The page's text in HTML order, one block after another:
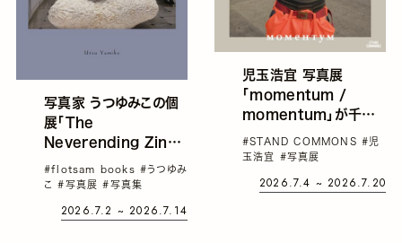
写真家 うつゆみこの個
展「The
Neverending Zine
Days」がflotsam
booksにて開催。アル
から作り始めたZINE約
#flotsam books #うつゆみ
こ#写真展#写真集
2026.7.2 ~ 2026.7.14
児玉浩宜 写真展
「momentum /
momentum」が千葉
で開催。ウクライナ東部
ハルキウで、戦時下の日
に乗り続ける若者たち
#STAND COMMONS #児
玉浩宜 #写真展
2026.7.4 ~ 2026.7.20